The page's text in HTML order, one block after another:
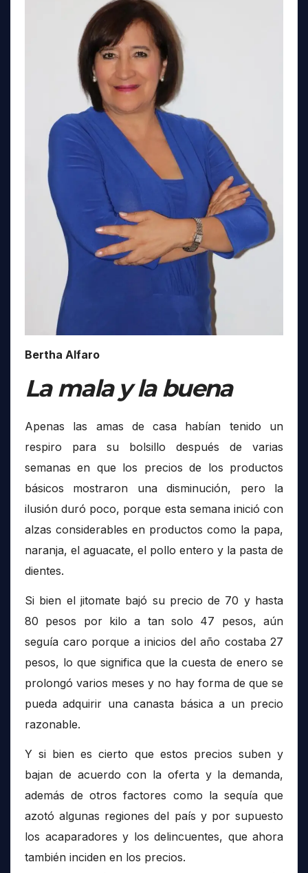
Bertha Alfaro
La mala y la buena
Apenas las amas de casa habían tenido un
respiro para su bolsillo después de varias
semanas en que los precios de los productos
básicos mostraron una disminución, pero la
ilusión duró poco, porque esta semana inició con
alzas considerables en productos como la papa,
naranja, el aguacate, el pollo entero y la pasta de
dientes.
Si bien el jitomate bajó su precio de 70 y hasta
80 pesos por kilo a tan solo 47 pesos, aún
seguía caro porque a inicios del año costaba 27
pesos, lo que significa que la cuesta de enero se
prolongó varios meses y no hay forma de que se
pueda adquirir una canasta básica a un precio
razonable.
Y si bien es cierto que estos precios suben y
bajan de acuerdo con la oferta y la demanda,
además de otros factores como la sequía que
azotó algunas regiones del país y por supuesto
los acaparadores y los delincuentes, que ahora
también inciden en los precios.